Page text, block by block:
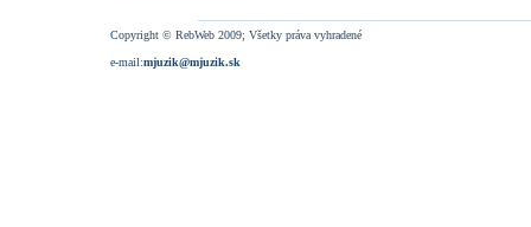
Copyright © RebWeb 2009; Všetky práva vyhradené
e-mail:mjuzik@mjuzik.sk